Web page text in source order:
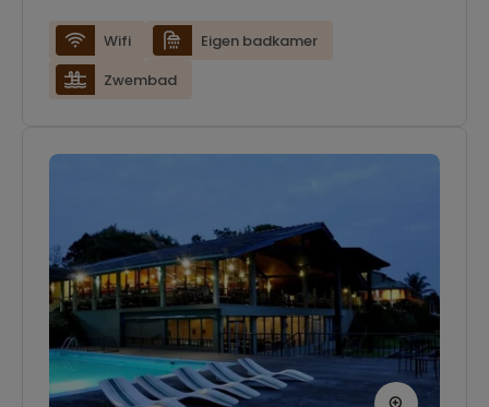
wifi.
Wifi
Eigen badkamer
Zwembad